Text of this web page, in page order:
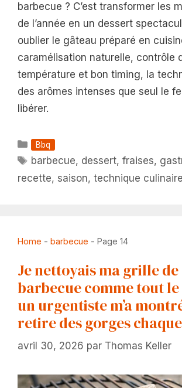
barbecue ? C’est transformer les
de l’année en un dessert
oublier le gâteau préparé en
caramélisation naturelle, contrôle
température et bon timing, la
des arômes intenses que seul le
libérer.
Catégories
Bbq
Étiquettes
barbecue, dessert,fraises,
recette, saison, technique culinaire
Home - barbecue - Page 14
Je nettoyais ma grille de
barbecue comme tout le
un urgentiste m’a
retire des gorges
avril 30, 2026 par Thomas Keller